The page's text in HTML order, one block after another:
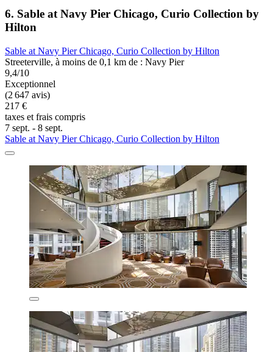
6. Sable at Navy Pier Chicago, Curio Collection by
Hilton
Sable at Navy Pier Chicago, Curio Collection by Hilton
Streeterville, à moins de 0,1 km de : Navy Pier
9,4/10
Exceptionnel
(2 647 avis)
217 €
taxes et frais compris
7 sept. - 8 sept.
Sable at Navy Pier Chicago, Curio Collection by Hilton